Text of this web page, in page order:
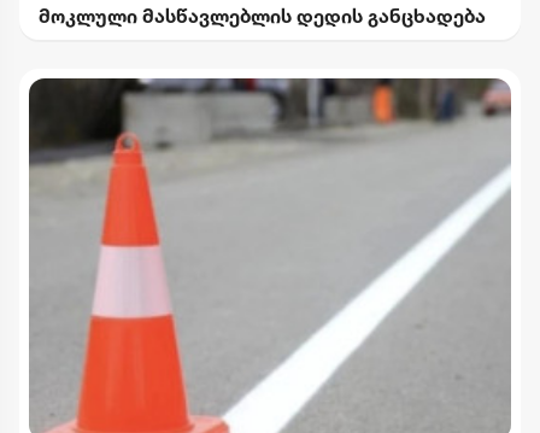
მოკლული მასწავლებლის დედის განცხადება